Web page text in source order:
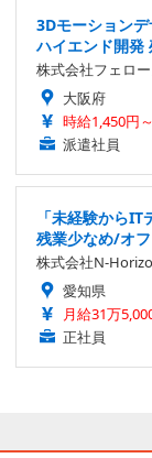
3Dモーション
ハイエンド開発
株式会社フェロ
大阪府
時給1,450円
派遣社員
「未経験から
残業少なめ/オ
株式会社N-
愛知県
月給31万
正社員